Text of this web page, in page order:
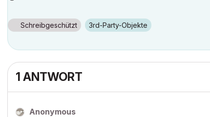
Schreibgeschützt 3rd-Party-Objekte
1 ANTWORT
Anonymous